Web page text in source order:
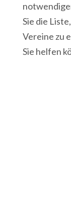
Sie die
Vereine zu
Sie helfen